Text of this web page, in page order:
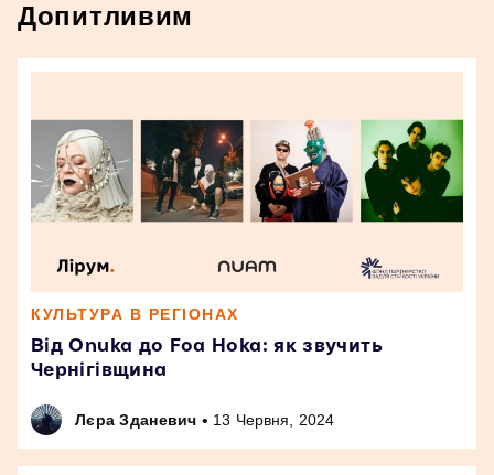
Допитливим
КУЛЬТУРА В РЕГІОНАХ
Від Onuka до Foa Hoka: як звучить
Чернігівщина
Лєра Зданевич • 13 Червня, 2024